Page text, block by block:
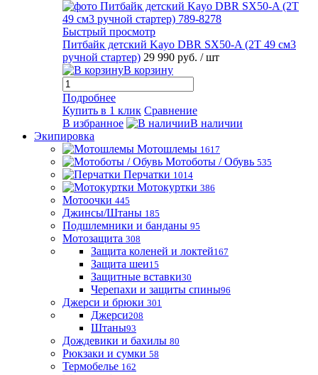
Быстрый просмотр
Питбайк детский Kayo DBR SX50-A (2T 49 см3
ручной стартер) 29 990 руб. / шт
В корзину
Подробнее
Купить в 1 клик Сравнение
В избранное
В наличии
Экипировка
Мотошлемы 1617
Мотоботы / Обувь 535
Перчатки 1014
Мотокуртки 386
Мотоочки 445
Джинсы/Штаны 185
Подшлемники и банданы 95
Мотозащита 308
Защита коленей и локтей167
Защита шеи15
Защитные вставки30
Черепахи и защиты спины96
Джерси и брюки 301
Джерси208
Штаны93
Дождевики и бахилы 80
Рюкзаки и сумки 58
Термобелье 162